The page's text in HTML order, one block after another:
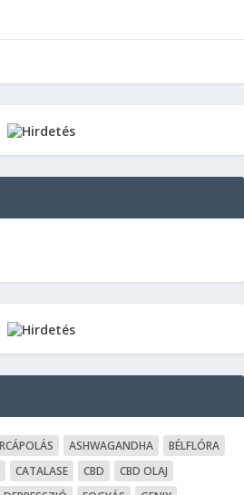
ASHWAGANDHA
BÉLFLÓRA
CATALASE CBD
CBD OLAJ